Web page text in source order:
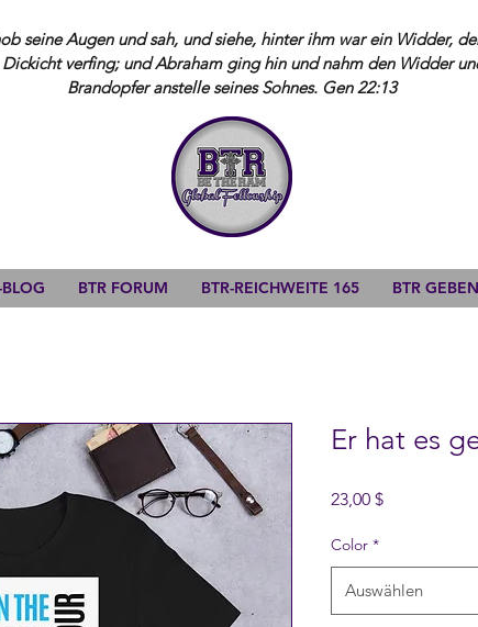
seine Augen und sah, und siehe, hinter ihm war ein Widder,
verfing; und Abraham ging hin und nahm den Widder
Brandopfer anstelle seines Sohnes. Gen 22:13
Er hat es
23,00 $Preis
Color *
Auswählen
BLOG BTR FORUM BTR-REICHWEITE 165 BTR GEBEN